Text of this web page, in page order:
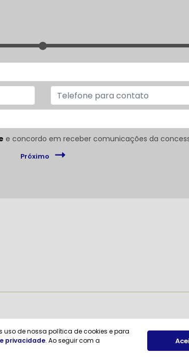
e concordo em receber comunicações da
Próximo
pela DEALERSPACE ® Direitos Reservados.
de nossa política de cookies e para
privacidade. Ao seguir com a